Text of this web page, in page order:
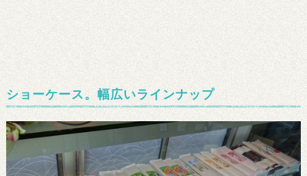
ショーケース。幅広いラインナップ